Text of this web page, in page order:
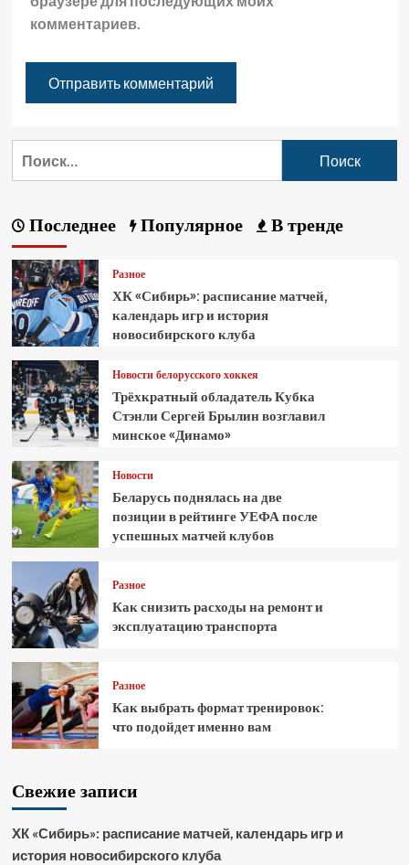
комментариев.
Последнее Популярное В тренде
Разное
ХК «Сибирь»: расписание матчей,
календарь игр и история
новосибирского клуба
Новости белорусского хоккея
Трёхкратный обладатель Кубка
Стэнли Сергей Брылин возглавил
минское «Динамо»
Новости
Беларусь поднялась на две
позиции в рейтинге УЕФА после
успешных матчей клубов
Разное
Как снизить расходы на ремонт и
эксплуатацию транспорта
Разное
Как выбрать формат тренировок:
что подойдет именно вам
Свежие записи
ХК «Сибирь»: расписание матчей, календарь игр и
история новосибирского клуба